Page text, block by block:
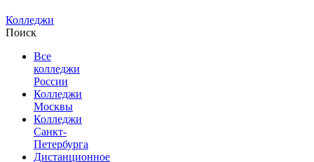
Колледжи
Поиск
Все
колледжи
России
Колледжи
Москвы
Колледжи
Санкт-
Петербурга
Дистанционное